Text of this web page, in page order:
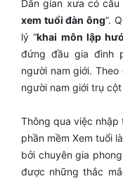
Dân gian xưa có câu
xem tuổi đàn ông”.
lý “khai môn lập
đứng đầu gia đình
người nam giới.
người nam giới trụ
Thông qua việc nhập
phần mềm Xem tuổi
bởi chuyên gia
được những thắc